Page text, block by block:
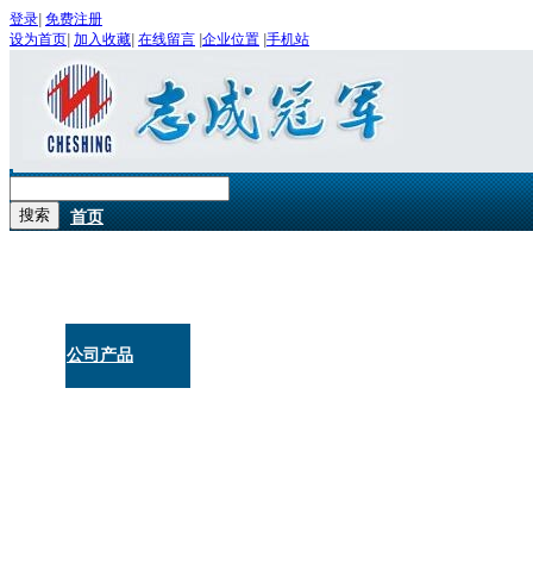
登录 免费注册
设为首页 加入收藏 在线留言 企业位置 手机站
首页
公司产品